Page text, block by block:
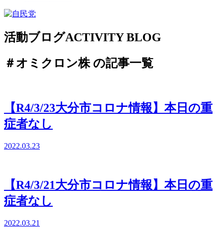
活動ブログACTIVITY BLOG
＃オミクロン株 の記事一覧
【R4/3/23大分市コロナ情報】本日の重
症者なし
2022.03.23
【R4/3/21大分市コロナ情報】本日の重
症者なし
2022.03.21